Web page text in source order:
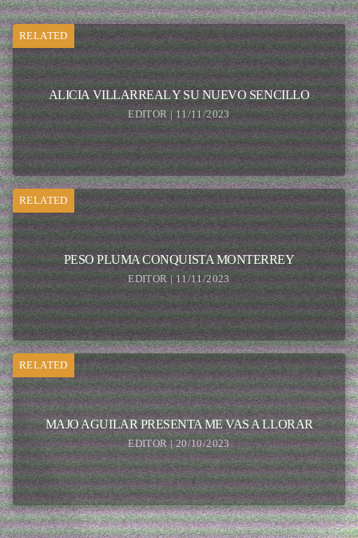
RELATED
ALICIA VILLARREAL Y SU NUEVO SENCILLO
EDITOR | 11/11/2023
RELATED
PESO PLUMA CONQUISTA MONTERREY
EDITOR | 11/11/2023
RELATED
MAJO AGUILAR PRESENTA ME VAS A LLORAR
EDITOR | 20/10/2023